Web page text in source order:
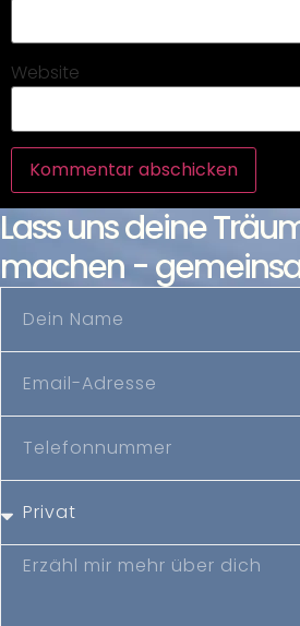
Website
Lass uns deine
machen -